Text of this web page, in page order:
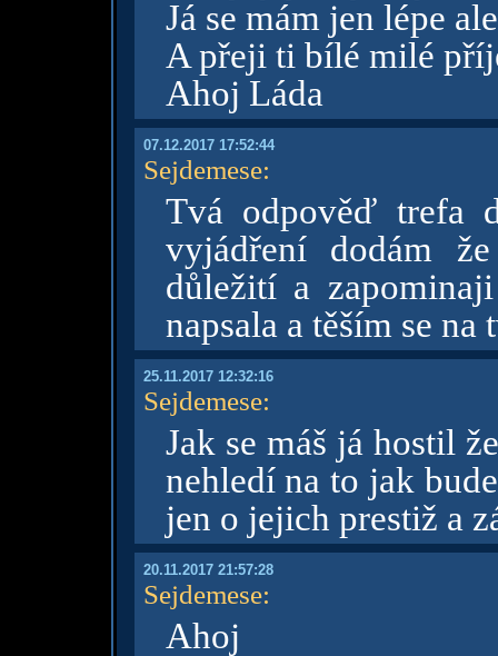
Já se mám jen lépe
A přeji ti bílé milé
Ahoj Láda
07.12.2017 17:52:44
Sejdemese:
Tvá odpověď trefa
vyjádření dodám
důležití a
napsala a těším se
25.11.2017 12:32:16
Sejdemese:
Jak se máš já hostil
nehledí na to jak
jen o jejich prestiž a
20.11.2017 21:57:28
Sejdemese:
Ahoj